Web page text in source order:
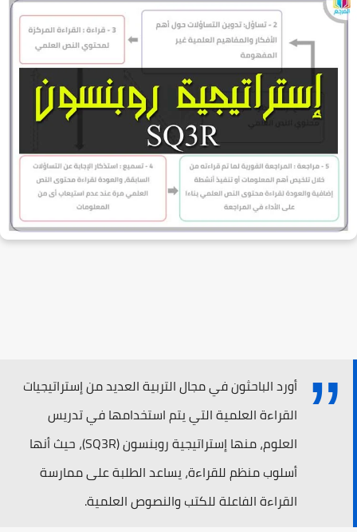
أورد الباحثون في مجال التربية العديد من إستراتيجيات
القراءة العلمية التي يتم استخدامها في تدريس
العلوم، منها إستراتيجية روبنسون (SQ3R)، حيث أنها
أسلوب منظم للقراءة، يساعد الطلبة على ممارسة
القراءة الفاعلة للكتب والنصوص العلمية.